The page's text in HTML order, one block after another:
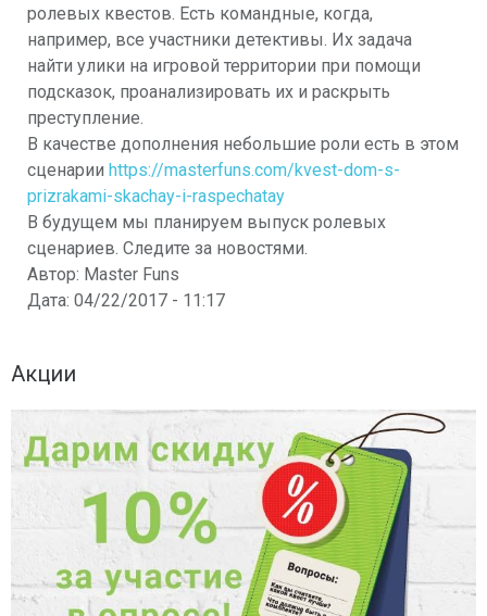
ролевых квестов. Есть командные, когда,
например, все участники детективы. Их задача
найти улики на игровой территории при помощи
подсказок, проанализировать их и раскрыть
преступление.
В качестве дополнения небольшие роли есть в этом
сценарии https://masterfuns.com/kvest-dom-s-
prizrakami-skachay-i-raspechatay
В будущем мы планируем выпуск ролевых
сценариев. Следите за новостями.
Автор: Master Funs
Дата: 04/22/2017 - 11:17
Акции